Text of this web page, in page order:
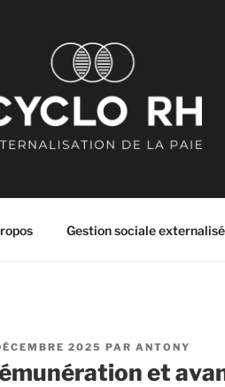
Gestion sociale
2025 PAR ANTONY
et